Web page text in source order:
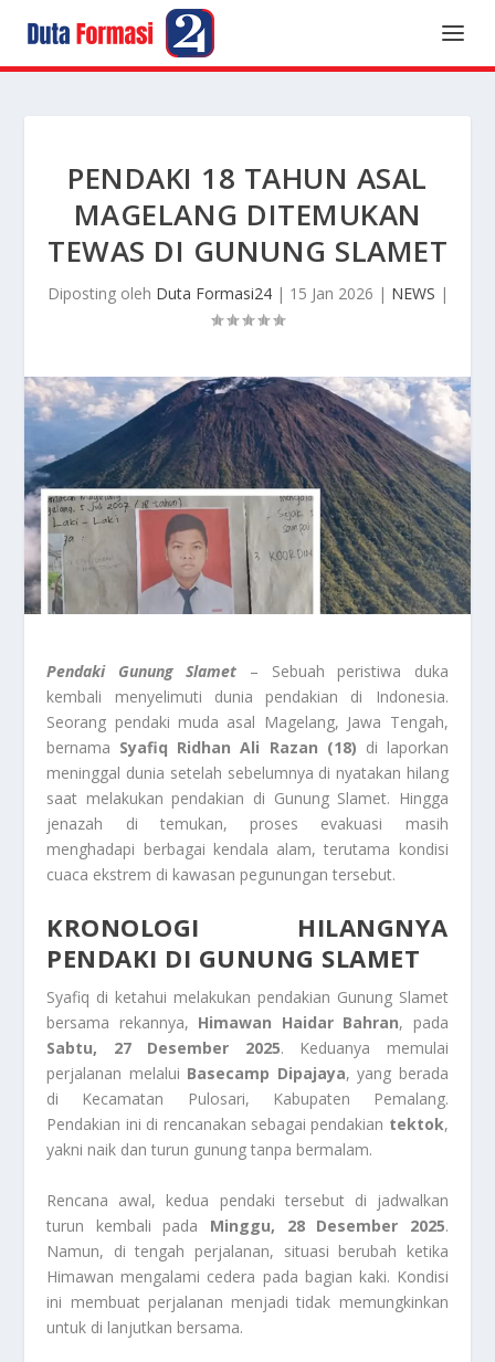
PENDAKI 18 TAHUN ASAL
MAGELANG DITEMUKAN
TEWAS DI GUNUNG SLAMET
Diposting oleh Duta Formasi24| 15 Jan 2026 | NEWS |
Pendaki Gunung Slamet – Sebuah peristiwa duka
kembali menyelimuti dunia pendakian di Indonesia.
Seorang pendaki muda asal Magelang, Jawa Tengah,
bernama Syafiq Ridhan Ali Razan (18) di laporkan
meninggal dunia setelah sebelumnya di nyatakan hilang
saat melakukan pendakian di Gunung Slamet. Hingga
jenazah di temukan, proses evakuasi masih
menghadapi berbagai kendala alam, terutama kondisi
cuaca ekstrem di kawasan pegunungan tersebut.
KRONOLOGI HILANGNYA
PENDAKI DI GUNUNG SLAMET
Syafiq di ketahui melakukan pendakian Gunung Slamet
bersama rekannya, Himawan Haidar Bahran, pada
Sabtu, 27 Desember 2025. Keduanya memulai
perjalanan melalui Basecamp Dipajaya, yang berada
di Kecamatan Pulosari, Kabupaten Pemalang.
Pendakian ini di rencanakan sebagai pendakian tektok,
yakni naik dan turun gunung tanpa bermalam.
Rencana awal, kedua pendaki tersebut di jadwalkan
turun kembali pada Minggu, 28 Desember 2025.
Namun, di tengah perjalanan, situasi berubah ketika
Himawan mengalami cedera pada bagian kaki. Kondisi
ini membuat perjalanan menjadi tidak memungkinkan
untuk di lanjutkan bersama.